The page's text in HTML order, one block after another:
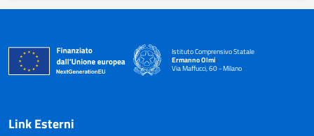
Istituto Comprensivo Statale
Ermanno Olmi
Via Maffucci, 60 - Milano
— Visita la pagina iniziale della scuola
Link Esterni